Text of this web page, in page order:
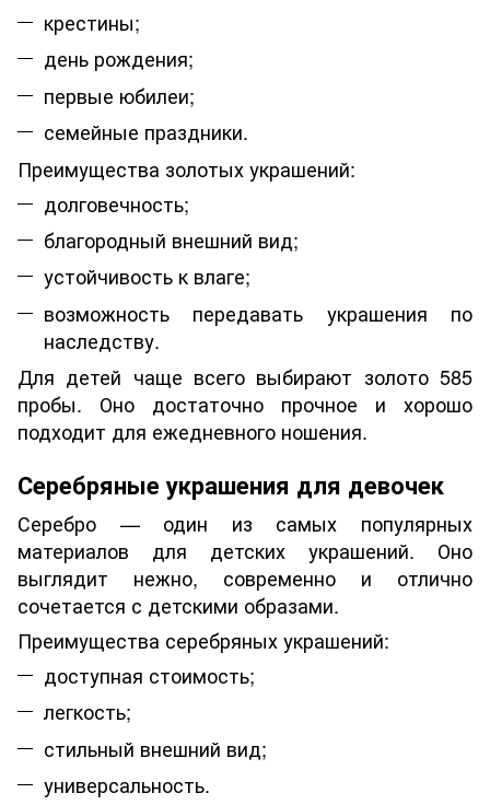
крестины;
день рождения;
первые юбилеи;
семейные праздники.
Преимущества золотых украшений:
долговечность;
благородный внешний вид;
устойчивость к влаге;
возможность передавать украшения по
наследству.
Для детей чаще всего выбирают золото 585
пробы. Оно достаточно прочное и хорошо
подходит для ежедневного ношения.
Серебряные украшения для девочек
Серебро — один из самых популярных
материалов для детских украшений. Оно
выглядит нежно, современно и отлично
сочетается с детскими образами.
Преимущества серебряных украшений:
доступная стоимость;
легкость;
стильный внешний вид;
универсальность.